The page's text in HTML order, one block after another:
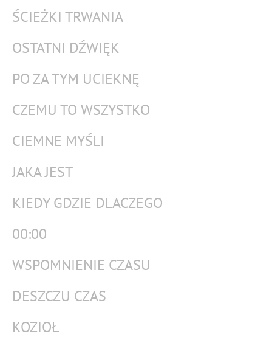
ŚCIEŻKI TRWANIA
OSTATNI DŹWIĘK
PO ZA TYM UCIEKNĘ
CZEMU TO WSZYSTKO
CIEMNE MYŚLI
JAKA JEST
KIEDY GDZIE DLACZEGO
00:00
WSPOMNIENIE CZASU
DESZCZU CZAS
KOZIOŁ